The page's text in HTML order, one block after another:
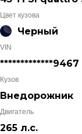
Цвет кузова
Черный
VIN
*************9467
Кузов
Внедорожник
Двигатель
265 л.с.